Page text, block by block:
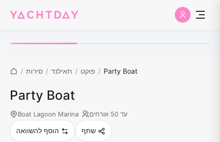
/ סירות / תאילנד / פוקט / Party Boat
Party Boat
Boat Lagoon Marina עד 50 אורחים
הוסף להשוואה שתף